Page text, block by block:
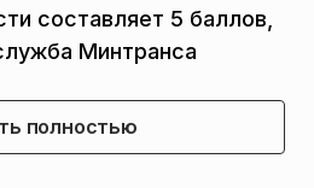
составляет 5 баллов,
Минтранса
полностью